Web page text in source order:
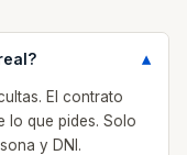
El contrato
lo que pides. Solo
y DNI.